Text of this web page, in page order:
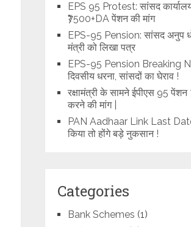
EPS 95 Protest: सांसद
₹7500+DA पेंशन की मांग
EPS-95 Pension: सांसद अनुप
मंत्री को लिखा पत्र
EPS-95 Pension Breaking
दिवसीय धरना, सांसदों का घेराव !
रक्षामंत्री के सामने ईपीएस 95
करने की मांग |
PAN Aadhaar Link Last
किया तो होंगे बड़े नुकसान !
Categories
Bank Schemes (1)